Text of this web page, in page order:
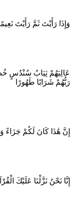
وَإِذَا رَأَيْتَ ثَمَّ رَأَيْتَ
عَالِيَهُمْ ثِيَابُ سُنْدُسٍ
رَبُّهُمْ شَرَابًا طَهُورًا
إِنَّ هَٰذَا كَانَ لَكُمْ
إِنَّا نَحْنُ نَزَّلْنَا عَلَيْكَ